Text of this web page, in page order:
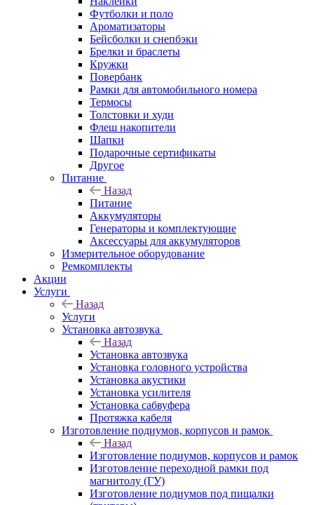
Футболки и поло
Ароматизаторы
Бейсболки и снепбэки
Брелки и браслеты
Кружки
Повербанк
Рамки для автомобильного номера
Термосы
Толстовки и худи
Флеш накопители
Шапки
Подарочные сертификаты
Другое
Питание
Назад
Питание
Аккумуляторы
Генераторы и комплектующие
Аксессуары для аккумуляторов
Измерительное оборудование
Ремкомплекты
Акции
Услуги
Назад
Услуги
Установка автозвука
Назад
Установка автозвука
Установка головного устройства
Установка акустики
Установка усилителя
Установка сабвуфера
Протяжка кабеля
Изготовление подиумов, корпусов и рамок
Назад
Изготовление подиумов, корпусов и рамок
Изготовление переходной рамки под
магнитолу (ГУ)
Изготовление подиумов под пищалки